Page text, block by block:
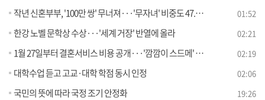
작년 신혼부부, '100만 쌍' 무너져···'무자녀' 비중도 47.5% 01:52
한강 노벨 문학상 수상···'세계 거장' 반열에 올라 02:21
1월 27일부터 결혼서비스 비용 공개···'깜깜이 스드메' 손질 02:19
대학수업 듣고 고교·대학 학점 동시 인정 02:06
국민의 뜻에 따라 국정 조기 안정화 19:26